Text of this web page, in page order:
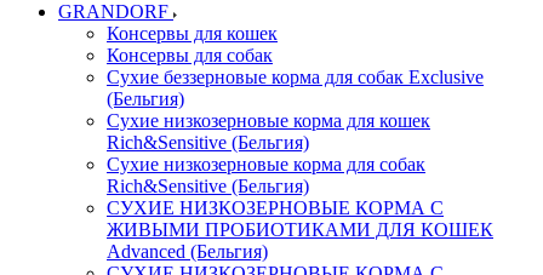
GRANDORF
Консервы для кошек
Консервы для собак
Сухие беззерновые корма для собак Exclusive
(Бельгия)
Сухие низкозерновые корма для кошек
Rich&Sensitive (Бельгия)
Сухие низкозерновые корма для собак
Rich&Sensitive (Бельгия)
СУХИЕ НИЗКОЗЕРНОВЫЕ КОРМА С
ЖИВЫМИ ПРОБИОТИКАМИ ДЛЯ КОШЕК
Advanced (Бельгия)